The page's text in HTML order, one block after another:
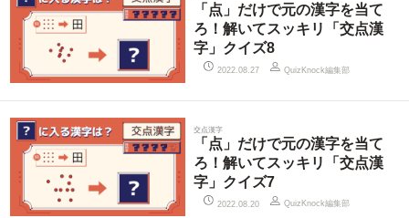
「点」だけで元の漢字を当て
ろ！解いてスッキリ「交点漢
字」クイズ8
2022.08.27 QuizKnock編集部
交点漢字
「点」だけで元の漢字を当て
ろ！解いてスッキリ「交点漢
字」クイズ7
2022.08.20 QuizKnock編集部